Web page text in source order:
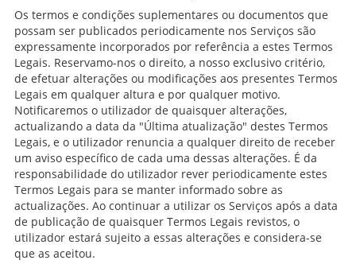
Os termos e condições suplementares ou documentos que
possam ser publicados periodicamente nos Serviços são
expressamente incorporados por referência a estes Termos
Legais. Reservamo-nos o direito, a nosso exclusivo critério,
de efetuar alterações ou modificações aos presentes Termos
Legais em qualquer altura e por qualquer motivo.
Notificaremos o utilizador de quaisquer alterações,
actualizando a data da "Última atualização" destes Termos
Legais, e o utilizador renuncia a qualquer direito de receber
um aviso específico de cada uma dessas alterações. É da
responsabilidade do utilizador rever periodicamente estes
Termos Legais para se manter informado sobre as
actualizações. Ao continuar a utilizar os Serviços após a data
de publicação de quaisquer Termos Legais revistos, o
utilizador estará sujeito a essas alterações e considera-se
que as aceitou.